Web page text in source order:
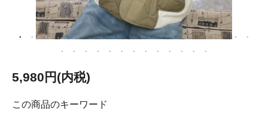
5,980円(内税)
この商品のキーワード